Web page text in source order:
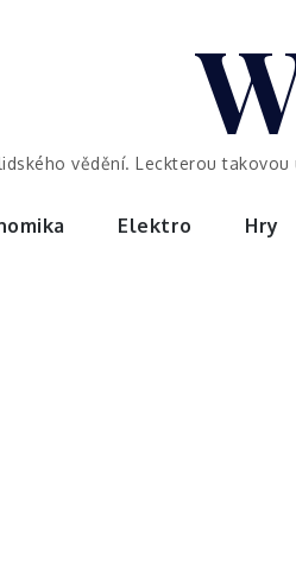
vědění. Leckterou
Elektro Hry